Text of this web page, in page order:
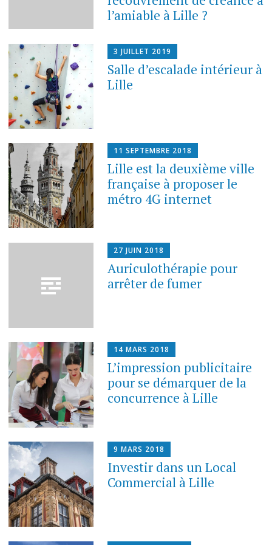
l’amiable à Lille ?
3 JUILLET 2019
Salle d’escalade intérieur à
Lille
11 SEPTEMBRE 2018
Lille est la deuxième ville
française à proposer le
métro 4G internet
27 JUIN 2018
Auriculothérapie pour
arrêter de fumer
14 MARS 2018
L’impression publicitaire
pour se démarquer de la
concurrence à Lille
9 MARS 2018
Investir dans un Local
Commercial à Lille